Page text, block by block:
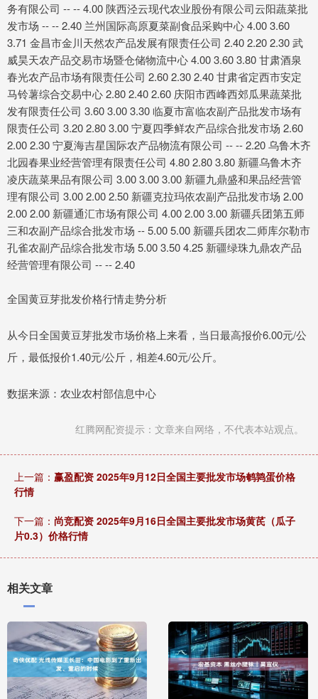
务有限公司 -- -- 4.00 陕西泾云现代农业股份有限公司云阳蔬菜批
发市场 -- -- 2.40 兰州国际高原夏菜副食品采购中心 4.00 3.60
3.71 金昌市金川天然农产品发展有限责任公司 2.40 2.20 2.30 武
威昊天农产品交易市场暨仓储物流中心 4.00 3.60 3.80 甘肃酒泉
春光农产品市场有限责任公司 2.60 2.30 2.40 甘肃省定西市安定
马铃薯综合交易中心 2.80 2.40 2.60 庆阳市西峰西郊瓜果蔬菜批
发有限责任公司 3.60 3.00 3.30 临夏市富临农副产品批发市场有
限责任公司 3.20 2.80 3.00 宁夏四季鲜农产品综合批发市场 2.60
2.00 2.30 宁夏海吉星国际农产品物流有限公司 -- -- 2.20 乌鲁木齐
北园春果业经营管理有限责任公司 4.80 2.80 3.80 新疆乌鲁木齐
凌庆蔬菜果品有限公司 3.00 3.00 3.00 新疆九鼎盛和果品经营管
理有限公司 3.00 2.00 2.50 新疆克拉玛依农副产品批发市场 2.00
2.00 2.00 新疆通汇市场有限公司 4.00 2.00 3.00 新疆兵团第五师
三和农副产品综合批发市场 -- 5.00 5.00 新疆兵团农二师库尔勒市
孔雀农副产品综合批发市场 5.00 3.50 4.25 新疆绿珠九鼎农产品
经营管理有限公司 -- -- 2.40
全国黄豆芽批发价格行情走势分析
从今日全国黄豆芽批发市场价格上来看，当日最高报价6.00元/公
斤，最低报价1.40元/公斤，相差4.60元/公斤。
数据来源：农业农村部信息中心
红腾网配资提示：文章来自网络，不代表本站观点。
上一篇： 赢盈配资 2025年9月12日全国主要批发市场鹌鹑蛋价格
行情
下一篇： 尚竞配资 2025年9月16日全国主要批发市场黄芪（瓜子
片0.3）价格行情
相关文章